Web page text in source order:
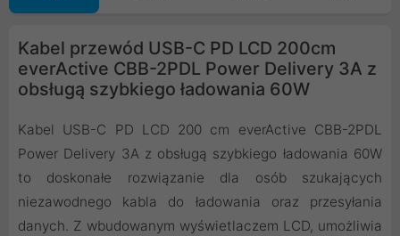
Kabel przewód USB-C PD LCD 200cm
everActive CBB-2PDL Power Delivery 3A z
obsługą szybkiego ładowania 60W
Kabel USB-C PD LCD 200 cm everActive CBB-2PDL
Power Delivery 3A z obsługą szybkiego ładowania 60W
to doskonałe rozwiązanie dla osób szukających
niezawodnego kabla do ładowania oraz przesyłania
danych. Z wbudowanym wyświetlaczem LCD, umożliwia